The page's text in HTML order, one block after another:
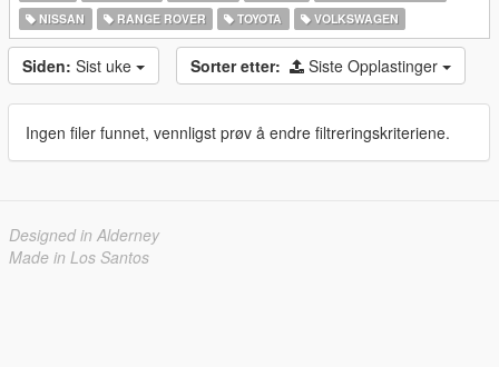
NISSAN
RANGE ROVER TOYOTA VOLKSWAGEN
Siden: Sist uke Sorter etter: Siste Opplastinger
Ingen filer funnet, vennligst prøv å endre filtreringskriteriene.
Designed in Alderney
Made in Los Santos